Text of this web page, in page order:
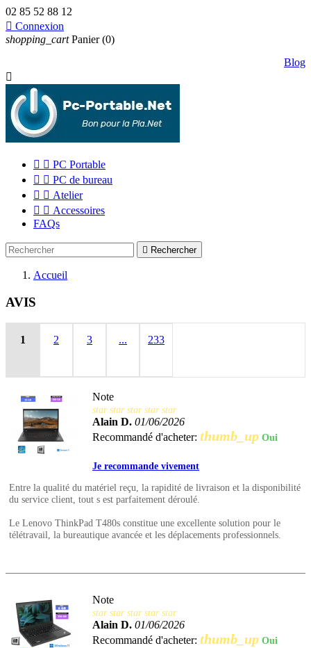
02 85 52 88 12
 Connexion
shopping_cart Panier (0)
Blog

  PC Portable
  PC de bureau
  Atelier
  Accessoires
FAQs
 Rechercher
Accueil
AVIS
1 2 3 ... 233
Note
star star star star star
Alain D. 01/06/2026
Recommandé d'acheter: thumb_up Oui
Je recommande vivement
Entre la qualité du matériel reçu, la rapidité de livraison et la disponibilité
du service client, tout s est parfaitement déroulé.
Le Lenovo ThinkPad T480s constitue une excellente solution pour le
télétravail, la bureautique avancée et les déplacements professionnels.
Note
star star star star star
Alain D. 01/06/2026
Recommandé d'acheter: thumb_up Oui